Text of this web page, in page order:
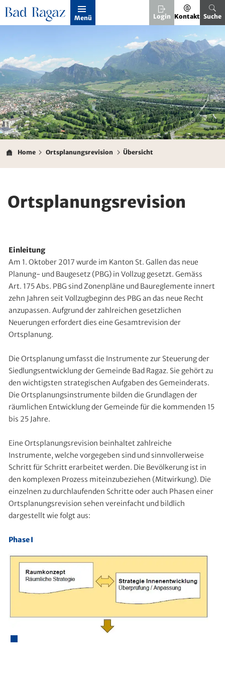
Kopfzeile Menü Login Kontakt Suche
Home Ortsplanungsrevision Übersicht
Ortsplanungsrevision
Einleitung
Am 1. Oktober 2017 wurde im Kanton St. Gallen das neue
Planung- und Baugesetz (PBG) in Vollzug gesetzt. Gemäss
Art. 175 Abs. PBG sind Zonenpläne und Baureglemente innert
zehn Jahren seit Vollzugbeginn des PBG an das neue Recht
anzupassen. Aufgrund der zahlreichen gesetzlichen
Neuerungen erfordert dies eine Gesamtrevision der
Ortsplanung.
Die Ortsplanung umfasst die Instrumente zur Steuerung der
Siedlungsentwicklung der Gemeinde Bad Ragaz. Sie gehört zu
den wichtigsten strategischen Aufgaben des Gemeinderats.
Die Ortsplanungsinstrumente bilden die Grundlagen der
räumlichen Entwicklung der Gemeinde für die kommenden 15
bis 25 Jahre.
Eine Ortsplanungsrevision beinhaltet zahlreiche
Instrumente, welche vorgegeben sind und sinnvollerweise
Schritt für Schritt erarbeitet werden. Die Bevölkerung ist in
den komplexen Prozess miteinzubeziehen (Mitwirkung). Die
einzelnen zu durchlaufenden Schritte oder auch Phasen einer
Ortsplanungsrevision sehen vereinfacht und bildlich
dargestellt wie folgt aus:
Phase I